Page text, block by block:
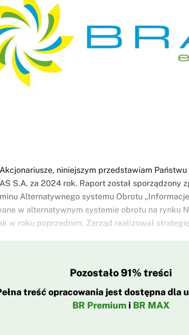
niniejszym przedstawiam
S.A. za 2024 rok. Raport został sporządzony
Alternatywnego systemu Obrotu
w alternatywnym systemie obrotu na rynku
w roku poprzednim, Zarząd realizował
Pozostało 91% treści
treść opracowania jest dostępna dla
BR Premiumi BR MAX